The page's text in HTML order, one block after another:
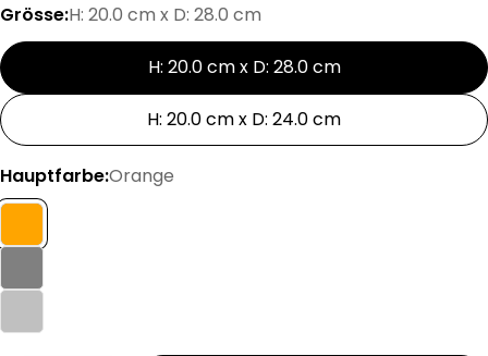
Grösse:H: 20.0 cm x D: 28.0 cm
H: 20.0 cm x D: 28.0 cm
H: 20.0 cm x D: 24.0 cm
Hauptfarbe:Orange